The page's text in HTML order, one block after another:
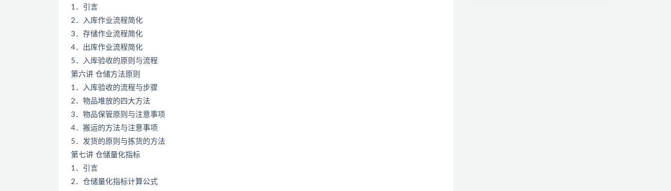
1．引言
2．入库作业流程简化
3．存储作业流程简化
4．出库作业流程简化
5．入库验收的原则与流程
第六讲 仓储方法原则
1．入库验收的流程与步骤
2．物品堆放的四大方法
3．物品保管原则与注意事项
4．搬运的方法与注意事项
5．发货的原则与拣货的方法
第七讲 仓储量化指标
1．引言
2．仓储量化指标计算公式